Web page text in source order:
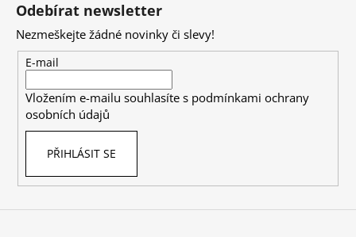
Odebírat newsletter
Nezmeškejte žádné novinky či slevy!
E-mail
Vložením e-mailu souhlasíte s podmínkami ochrany
osobních údajů
PŘIHLÁSIT SE